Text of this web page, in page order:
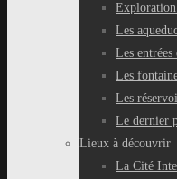
Exploration
Les
Les
Les
Les
Le dernier
Lieux à découvrir
La Cité